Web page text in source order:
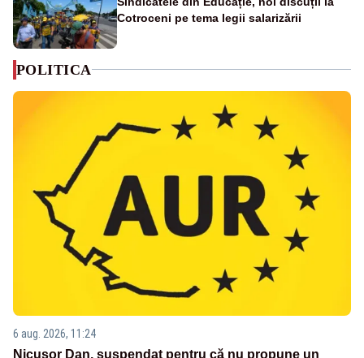
Cotroceni pe tema legii salarizării
POLITICA
6 aug. 2026, 11:24
Nicușor Dan, suspendat pentru că nu propune un